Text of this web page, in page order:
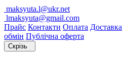
maksyuta.l@ukr.net
lmaksyuta@gmail.com
Прайс Контакти Оплата Доставка
обмін Публічна оферта
Скрізь